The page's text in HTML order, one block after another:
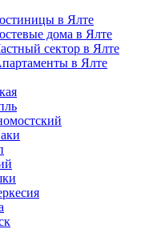
в Ялте
дома в Ялте
сектор в Ялте
в Ялте